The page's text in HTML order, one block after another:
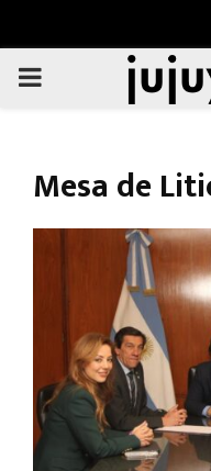
PRIMARY
Mesa de